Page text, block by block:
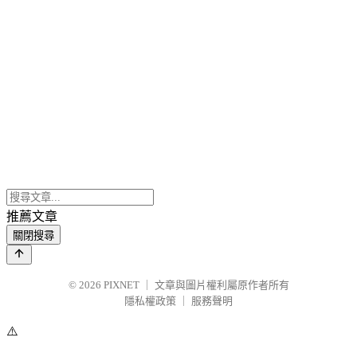
推薦文章
關閉搜尋
© 2026 PIXNET
文章與圖片權利屬原作者所有
隱私權政策
服務聲明
⚠️